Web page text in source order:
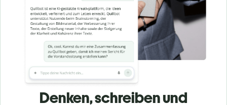
Denken, schreiben und